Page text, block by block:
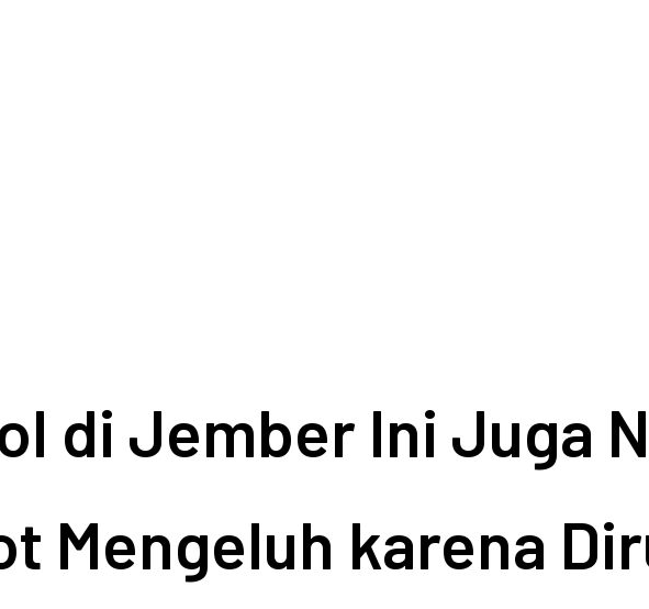
di Jember Ini Juga
Mengeluh karena